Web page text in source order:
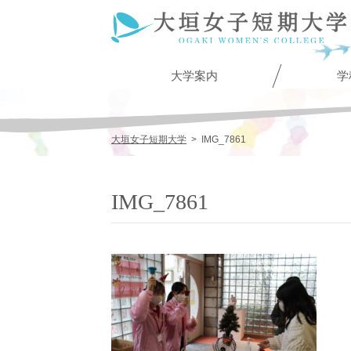
大学案内 学
大垣女子短期大学 > IMG_7861
IMG_7861